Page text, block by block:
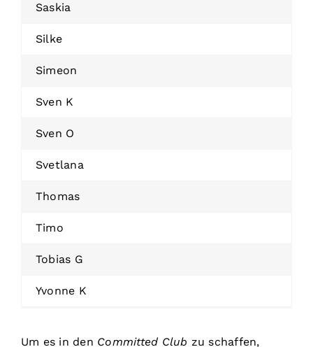
Saskia
Silke
Simeon
Sven K
Sven O
Svetlana
Thomas
Timo
Tobias G
Yvonne K
Um es in den Committed Club zu schaffen,